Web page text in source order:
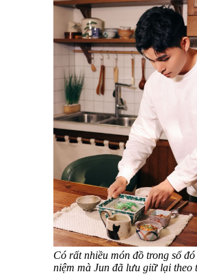
Có rất nhiều món đồ trong số
niệm mà Jun đã lưu giữ lại theo